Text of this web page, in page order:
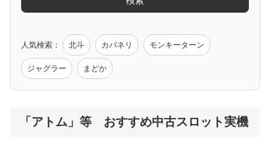
モンハン バイオ ペルソナ
人気検索： 北斗 カバネリ モンキーターン
ジャグラー まどか
「アトム」等 おすすめ中古スロット実機